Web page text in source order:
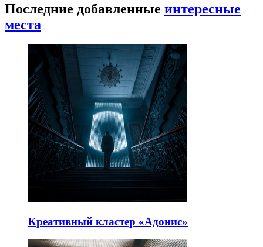
Последние добавленные интересные
места
Креативный кластер «Адонис»